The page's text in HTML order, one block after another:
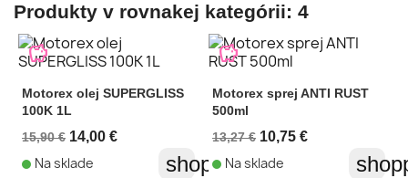
Produkty v rovnakej kategórii: 4
Motorex olej SUPERGLISS
100K 1L
15,90 € 14,00 €
shopping_cart
Na sklade
savings
Motorex sprej ANTI RUST
500ml
13,27 € 10,75 €
Na sklade
savings